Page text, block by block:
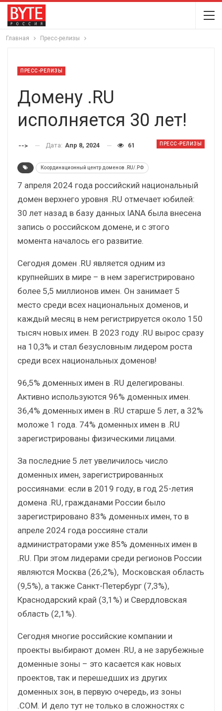
Главная Пресс-релизы
ПРЕСС-РЕЛИЗЫ
Домену .RU
исполняется 30 лет!
ПРЕСС-РЕЛИЗЫ
--> Дата: Апр 8, 2024 61
Координационный центр доменов .RU/.РФ
7 апреля 2024 года российский национальный
домен верхнего уровня .RU отмечает юбилей:
30 лет назад в базу данных IANA была внесена
запись о российском домене, и с этого
момента началось его развитие.
Сегодня домен .RU является одним из
крупнейших в мире – в нем зарегистрировано
более 5,5 миллионов имен. Он занимает 5
место среди всех национальных доменов, и
каждый месяц в нем регистрируется около 150
тысяч новых имен. В 2023 году .RU вырос сразу
на 10,3% и стал безусловным лидером роста
среди всех национальных доменов!
96,5% доменных имен в .RU делегированы.
Активно используются 96% доменных имен.
36,4% доменных имен в .RU старше 5 лет, а 32%
моложе 1 года. 74% доменных имен в .RU
зарегистрированы физическими лицами.
За последние 5 лет увеличилось число
доменных имен, зарегистрированных
россиянами: если в 2019 году, в год 25-летия
домена .RU, гражданами России было
зарегистрировано 83% доменных имен, то в
апреле 2024 года россияне стали
администраторами уже 85% доменных имен в
.RU. При этом лидерами среди регионов России
являются Москва (26,2%), Московская область
(9,5%), а также Санкт-Петербург (7,3%),
Краснодарский край (3,1%) и Свердловская
область (2,1%).
Сегодня многие российские компании и
проекты выбирают домен .RU, а не зарубежные
доменные зоны – это касается как новых
проектов, так и перешедших из других
доменных зон, в первую очередь, из зоны
.COM. И дело тут не только в сложностях с